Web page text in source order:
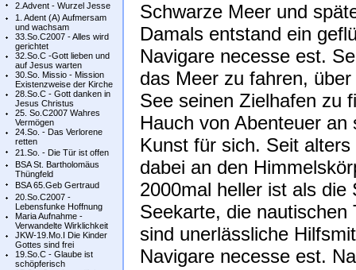
2.Advent - Wurzel Jesse
1. Adent (A) Aufmersam
und wachsam
33.So.C2007 - Alles wird
gerichtet
32.So.C -Gott lieben und
auf Jesus warten
30.So. Missio - Mission
Existenzweise der Kirche
28.So.C - Gott danken in
Jesus Christus
25. So.C2007 Wahres
Vermögen
24.So. - Das Verlorene
retten
21.So. - Die Tür ist offen
BSA St. Bartholomäus
Thüngfeld
BSA 65.Geb Gertraud
20.So.C2007 -
Lebensfunke Hoffnung
Maria Aufnahme -
Verwandelte Wirklichkeit
JKW-19.Mo.I Die Kinder
Gottes sind frei
19.So.C - Glaube ist
schöpferisch
Schwarze Meer und
Damals entstand ein
Navigare necesse est.
das Meer zu fahren,
See seinen Zielhafen zu
Hauch von Abenteuer
Kunst für sich. Seit
dabei an den
2000mal heller ist als
Seekarte, die nautischen
sind unerlässliche
Navigare necesse est.